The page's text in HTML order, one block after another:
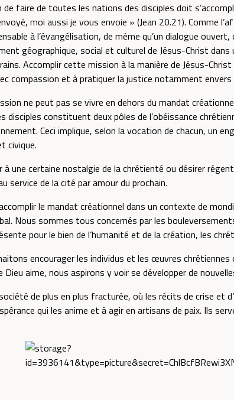
de faire de toutes les nations des disciples doit
moi aussi je vous envoie » (Jean 20.21). Comme
à l’évangélisation, de même qu’un dialogue
géographique, social et culturel de Jésus-Christ
Accomplir cette mission à la manière de Jésus-
compassion et à pratiquer la justice notamment envers
ne peut pas se vivre en dehors du mandat
disciples constituent deux pôles de l’obéissance
Ceci implique, selon la vocation de chacun, un
civique.
à une certaine nostalgie de la chrétienté ou désirer
service de la cité par amour du prochain.
le mandat créationnel dans un contexte de
Nous sommes tous concernés par les
pour le bien de l’humanité et de la création, les
encourager les individus et les œuvres chrétiennes
Dieu aime, nous aspirons y voir se développer de
de plus en plus fracturée, où les récits de crise
qui les anime et à agir en artisans de paix. Ils